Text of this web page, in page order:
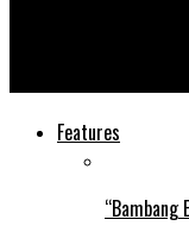
Features
“Bambang